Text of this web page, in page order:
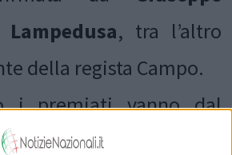
, tra l’altro
della regista Campo.
i premiati vanno dal
“Pittura”, dalla “Musica”